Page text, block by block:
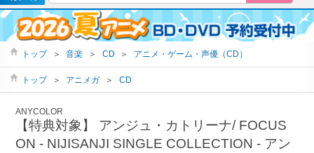
トップ ＞ 音楽 ＞ CD ＞ アニメ・ゲーム・声優（CD）
トップ ＞ アニメガ ＞ CD
ANYCOLOR
【特典対象】 アンジュ・カトリーナ/ FOCUS
ON ‐ NIJISANJI SINGLE COLLECTION ‐ アン